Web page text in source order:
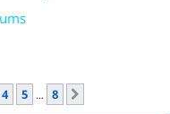
4 5 … 8